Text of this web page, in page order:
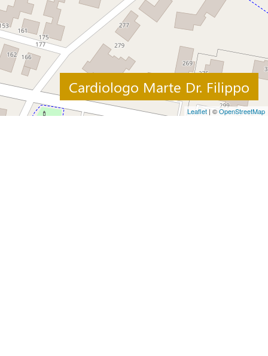
Leaflet | ©OpenStreetMap
Cardiologo Marte Dr. Filippo